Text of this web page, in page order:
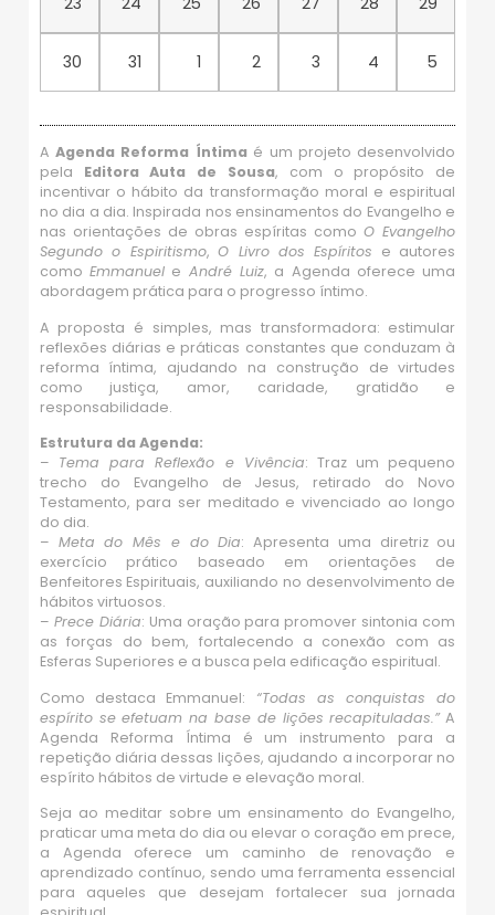
30 31 1 2 3 4 5
AAgenda Reforma Íntima é um projeto desenvolvido
pela Editora Auta de Sousa, com o propósito de
incentivar o hábito da transformação moral e espiritual
no dia a dia. Inspirada nos ensinamentos do Evangelho e
nas orientações de obras espíritas comoO Evangelho
Segundo o Espiritismo,O Livro dos Espíritos e autores
comoEmmanuel e André Luiz, a Agenda oferece uma
abordagem prática para o progresso íntimo.
A proposta é simples, mas transformadora: estimular
reflexões diárias e práticas constantes que conduzam à
reforma íntima, ajudando na construção de virtudes
como justiça, amor, caridade, gratidão e
responsabilidade.
Estrutura da Agenda:
– Tema para Reflexão e Vivência: Traz um pequeno
trecho do Evangelho de Jesus, retirado do Novo
Testamento, para ser meditado e vivenciado ao longo
do dia.
– Meta do Mês e do Dia: Apresenta uma diretriz ou
exercício prático baseado em orientações de
Benfeitores Espirituais, auxiliando no desenvolvimento de
hábitos virtuosos.
– Prece Diária: Uma oração para promover sintonia com
as forças do bem, fortalecendo a conexão com as
Esferas Superiores e a busca pela edificação espiritual.
Como destaca Emmanuel: “Todas as conquistas do
espírito se efetuam na base de lições recapituladas.”A
Agenda Reforma Íntima é um instrumento para a
repetição diária dessas lições, ajudando a incorporar no
espírito hábitos de virtude e elevação moral.
Seja ao meditar sobre um ensinamento do Evangelho,
praticar uma meta do dia ou elevar o coração em prece,
a Agenda oferece um caminho de renovação e
aprendizado contínuo, sendo uma ferramenta essencial
para aqueles que desejam fortalecer sua jornada